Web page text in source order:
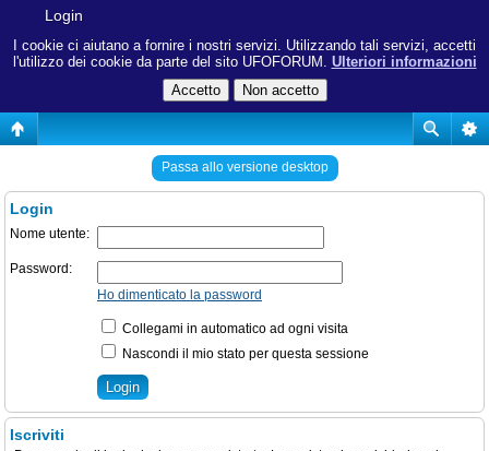
I cookie ci aiutano a fornire i nostri servizi. Utilizzando tali servizi, accetti
l'utilizzo dei cookie da parte del sito UFOFORUM. Ulteriori informazioni
Login
Passa allo versione desktop
Login
Nome utente:
Password:
Ho dimenticato la password
Collegami in automatico ad ogni visita
Nascondi il mio stato per questa sessione
Iscriviti